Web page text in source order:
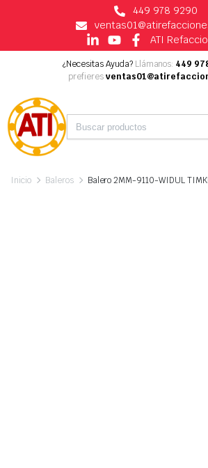
449 978 9290
ATI
¿Necesitas Ayuda? Llámanos: 449
prefieres
Buscar:
Inicio Baleros Balero 2MM-9110-WIDUL